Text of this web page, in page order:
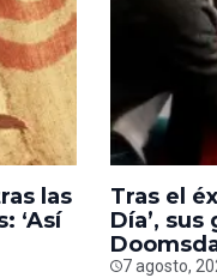
las
‘Así
Tras el
Día’,
7 agosto,